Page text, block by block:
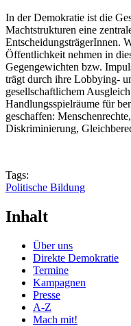
In der Demokratie ist die
Machtstrukturen eine
EntscheidungsträgerInnen.
Öffentlichkeit nehmen in
Gegengewichten bzw.
trägt durch ihre Lobbying-
gesellschaftlichem
Handlungsspielräume für
geschaffen:
Diskriminierung,
Tags:
Politische Bildung
Inhalt
Über uns
Direkte Demokratie
Termine
Kampagnen
Presse
A-Z
Mach mit!